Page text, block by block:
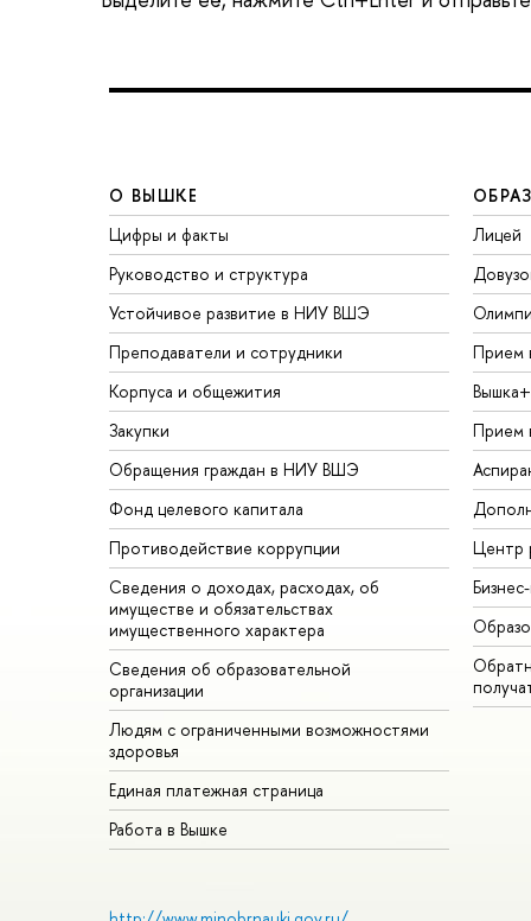
О ВЫШКЕ
Цифры и факты
Руководство и структура
Устойчивое развитие в НИУ ВШЭ
Преподаватели и сотрудники
Корпуса и общежития
Закупки
Обращения граждан в НИУ ВШЭ
Фонд целевого капитала
Противодействие коррупции
Сведения о доходах, расходах, об
имуществе и обязательствах
имущественного характера
Сведения об образовательной
организации
Людям с ограниченными возможностями
здоровья
Единая платежная страница
Работа в Вышке
Лицей
Прием
Вышка+
Прием
Центр